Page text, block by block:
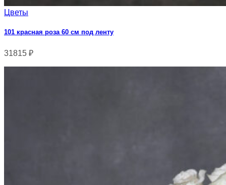
Цветы
101 красная роза 60 см под ленту
31815 ₽